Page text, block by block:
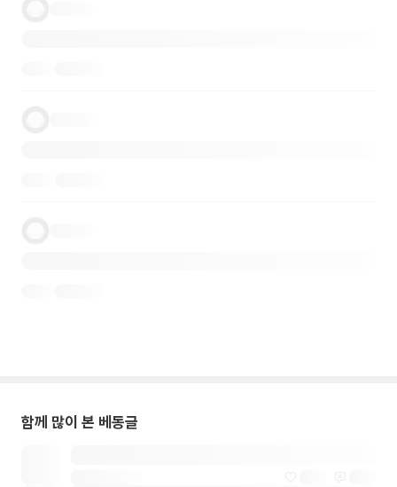
함께 많이 본 베동글